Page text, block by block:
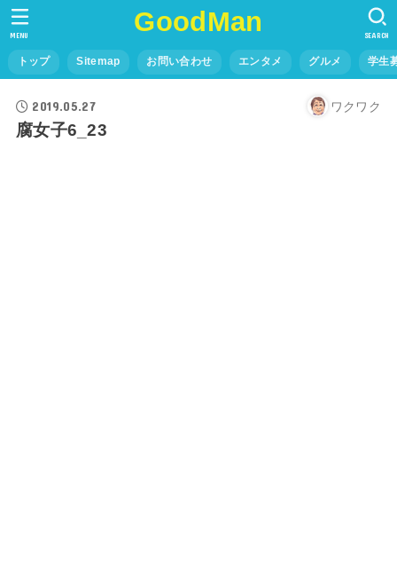
GoodMan
トップ Sitemap お問い合わせ エンタメ グルメ 学生
SEARCH
MENU
2019.05.27 ワクワク
腐女子6_23